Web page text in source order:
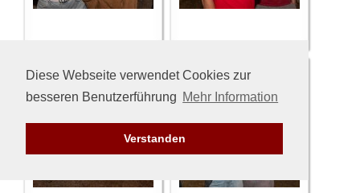
Diese Webseite verwendet Cookies zur
besseren Benutzerführung Mehr Information
Verstanden